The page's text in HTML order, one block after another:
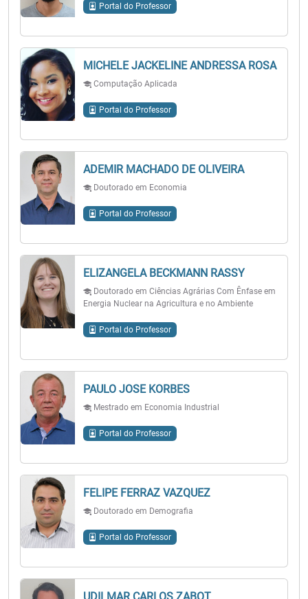
Portal do Professor
MICHELE JACKELINE ANDRESSA ROSA
Computação Aplicada
Portal do Professor
ADEMIR MACHADO DE OLIVEIRA
Doutorado em Economia
Portal do Professor
ELIZANGELA BECKMANN RASSY
Doutorado em Ciências Agrárias Com Ênfase em
Energia Nuclear na Agricultura e no Ambiente
Portal do Professor
PAULO JOSE KORBES
Mestrado em Economia Industrial
Portal do Professor
FELIPE FERRAZ VAZQUEZ
Doutorado em Demografia
Portal do Professor